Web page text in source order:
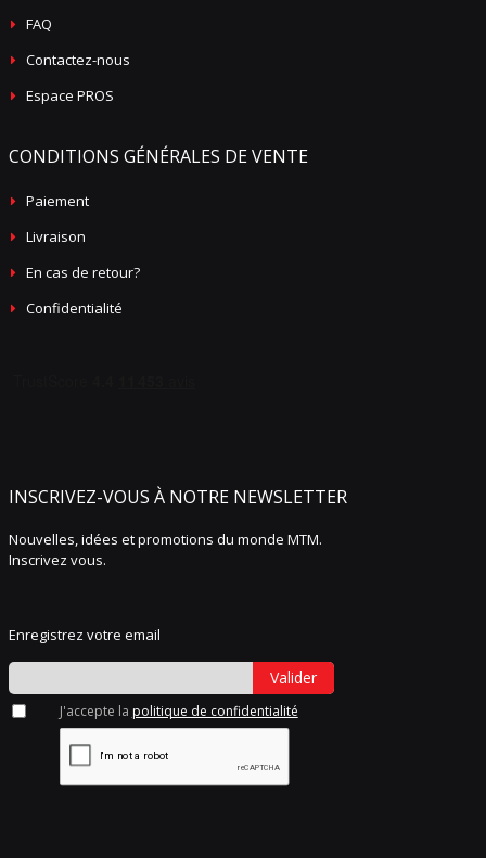
FAQ
Contactez-nous
Espace PROS
CONDITIONS GÉNÉRALES DE VENTE
Paiement
Livraison
En cas de retour?
Confidentialité
INSCRIVEZ-VOUS À NOTRE NEWSLETTER
Nouvelles, idées et promotions du monde MTM.
Inscrivez vous.
Enregistrez votre email
Valider
J'accepte la politique de confidentialité